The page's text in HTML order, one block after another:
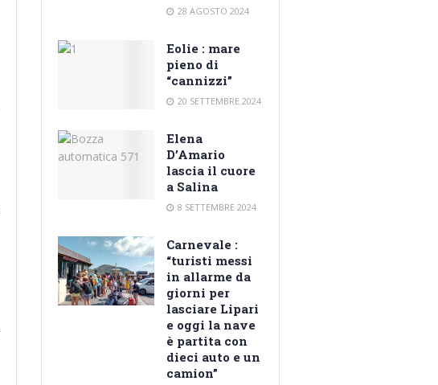
28 AGOSTO 2024
Eolie : mare
pieno di
“cannizzi”
20 SETTEMBRE 2024
Elena
D’Amario
lascia il cuore
a Salina
8 SETTEMBRE 2024
Carnevale :
“turisti messi
in allarme da
giorni per
lasciare Lipari
e oggi la nave
è partita con
dieci auto e un
camion”